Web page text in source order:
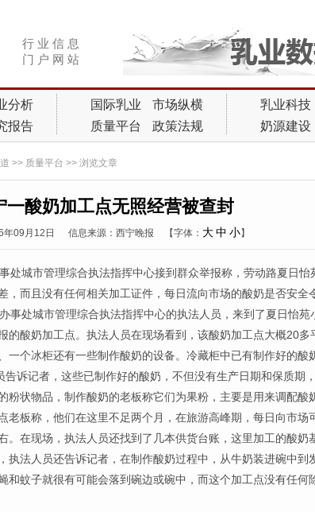
行 业 信 息
门 户 网 站
分析
报告
国际乳业
市场纵横
质量平台
政策法规
乳业科技
奶源建设
>> 质量平台 >> 浏览文章
一酸奶加工点无照经营被查封
年09月12日 信息来源：西宁晚报 【字体： 大 中 小】
城市管理综合执法指挥中心接到群众举报称，劳动路夏日怡
，而且没有任何相关加工证件，每日流向市场的酸奶是否安全
处城市管理综合执法指挥中心的执法人员，来到了夏日怡苑
的酸奶加工点。执法人员在现场看到，该酸奶加工点大概20多
一个冰柜还有一些制作酸奶的设备。冷藏柜中已有制作好的酸
诉记者，这些已制作好的酸奶，不但没有生产日期和保质期
粉状物品，制作酸奶的老板称它们为果粉，主要是用来调配酸
老板称，他们在这里不足两个月，在旅游高峰期，每日向市场
。在现场，执法人员还找到了几本供货台账，这里加工的酸奶
执法人员还告诉记者，在制作酸奶过程中，从牛奶装进碗中到
和蚊子就很有可能会落到碗边或碗中，而这个加工点没有任何